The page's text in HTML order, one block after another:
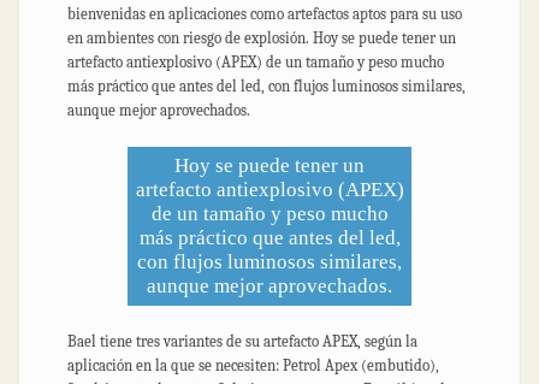
bienvenidas en aplicaciones como artefactos aptos para su uso
en ambientes con riesgo de explosión. Hoy se puede tener un
artefacto antiexplosivo (APEX) de un tamaño y peso mucho
más práctico que antes del led, con flujos luminosos similares,
aunque mejor aprovechados.
Hoy se puede tener un
artefacto antiexplosivo (APEX)
de un tamaño y peso mucho
más práctico que antes del led,
con flujos luminosos similares,
aunque mejor aprovechados.
Bael tiene tres variantes de su artefacto APEX, según la
aplicación en la que se necesiten: Petrol Apex (embutido),